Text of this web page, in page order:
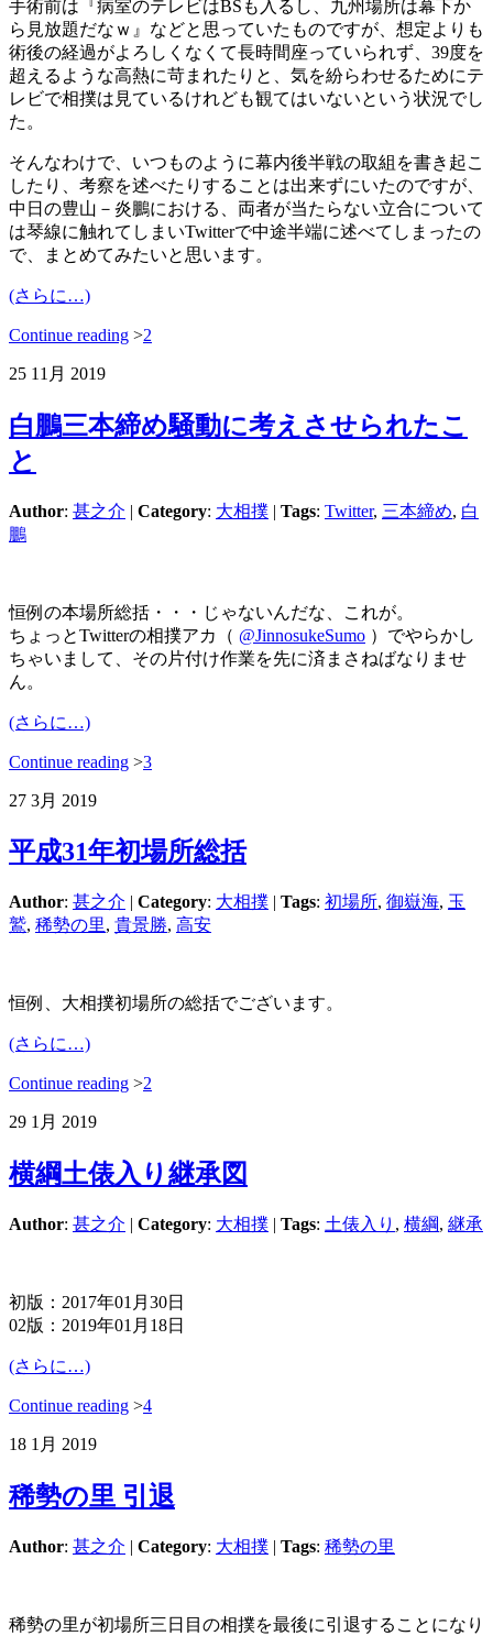
手術前は『病室のテレビはBSも入るし、九州場所は幕下か
ら見放題だなｗ』などと思っていたものですが、想定よりも
術後の経過がよろしくなくて長時間座っていられず、39度を
超えるような高熱に苛まれたりと、気を紛らわせるためにテ
レビで相撲は見ているけれども観てはいないという状況でし
た。
そんなわけで、いつものように幕内後半戦の取組を書き起こ
したり、考察を述べたりすることは出来ずにいたのですが、
中日の豊山－炎鵬における、両者が当たらない立合について
は琴線に触れてしまいTwitterで中途半端に述べてしまったの
で、まとめてみたいと思います。
(さらに…)
Continue reading >2
25 11月 2019
白鵬三本締め騒動に考えさせられたこ
と
Author: 甚之介 | Category: 大相撲 | Tags: Twitter, 三本締め, 白
鵬
恒例の本場所総括・・・じゃないんだな、これが。
ちょっとTwitterの相撲アカ（ @JinnosukeSumo ）でやらかし
ちゃいまして、その片付け作業を先に済まさねばなりませ
ん。
(さらに…)
Continue reading >3
27 3月 2019
平成31年初場所総括
Author: 甚之介 | Category: 大相撲 | Tags: 初場所, 御嶽海, 玉
鷲, 稀勢の里, 貴景勝, 高安
恒例、大相撲初場所の総括でございます。
(さらに…)
Continue reading >2
29 1月 2019
横綱土俵入り継承図
Author: 甚之介 | Category: 大相撲 | Tags: 土俵入り , 横綱, 継承
初版：2017年01月30日
02版：2019年01月18日
(さらに…)
Continue reading >4
18 1月 2019
稀勢の里 引退
Author: 甚之介 | Category: 大相撲 | Tags: 稀勢の里
稀勢の里が初場所三日目の相撲を最後に引退することになり